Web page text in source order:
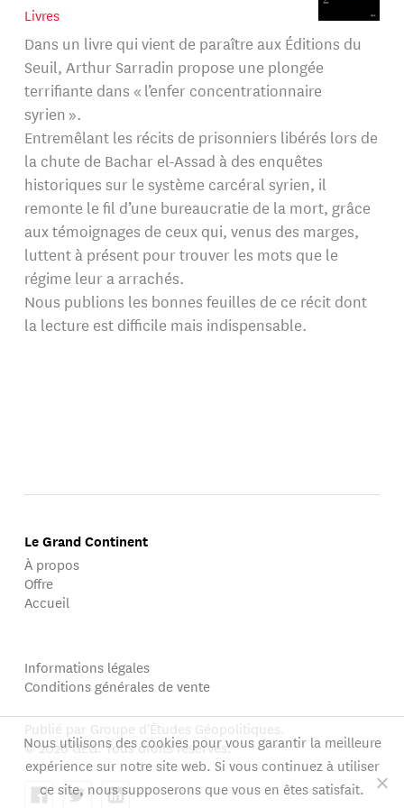
Livres
Dans un livre qui vient de paraître aux Éditions du
Seuil, Arthur Sarradin propose une plongée
terrifiante dans « l’enfer concentrationnaire
syrien ».
Entremêlant les récits de prisonniers libérés lors de
la chute de Bachar el-Assad à des enquêtes
historiques sur le système carcéral syrien, il
remonte le fil d’une bureaucratie de la mort, grâce
aux témoignages de ceux qui, venus des marges,
luttent à présent pour trouver les mots que le
régime leur a arrachés.
Nous publions les bonnes feuilles de ce récit dont
la lecture est difficile mais indispensable.
Le Grand Continent
À propos
Offre
Accueil
Informations légales
Conditions générales de vente
Publié par Groupe d'Études Géopolitiques.
© 2026 GEG. Tous droits réservés.
Nous utilisons des cookies pour vous garantir la meilleure
expérience sur notre site web. Si vous continuez à utiliser
ce site, nous supposerons que vous en êtes satisfait.